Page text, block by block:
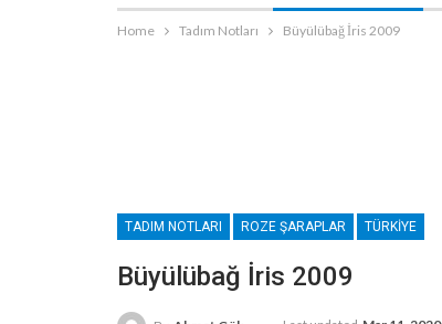
Home Tadım Notları Büyülübağ İris 2009
TADIM NOTLARI ROZE ŞARAPLAR TÜRKIYE
Büyülübağ İris 2009